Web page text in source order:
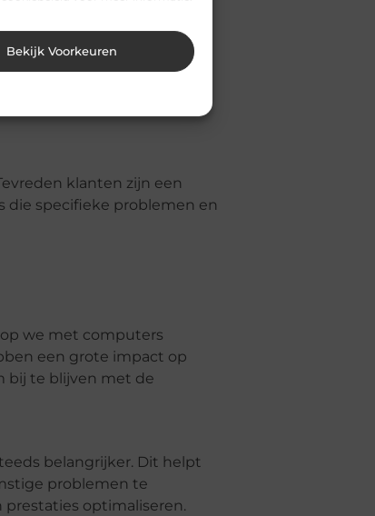
Bekijk Voorkeuren
maar laat je niet alleen
Controleer ook of de service
klanten zijn een
die specifieke problemen en
we met computers
een grote impact op
bij te blijven met de
belangrijker. Dit helpt
problemen te
optimaliseren.